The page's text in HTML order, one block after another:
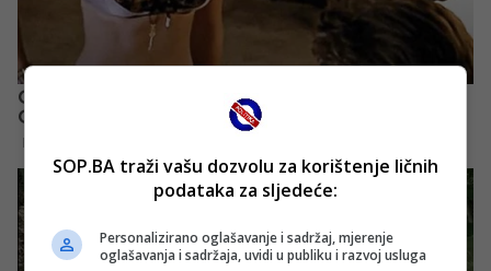
SOP.BA traži vašu dozvolu za korištenje ličnih
podataka za sljedeće:
Personalizirano oglašavanje i sadržaj, mjerenje
oglašavanja i sadržaja, uvidi u publiku i razvoj usluga